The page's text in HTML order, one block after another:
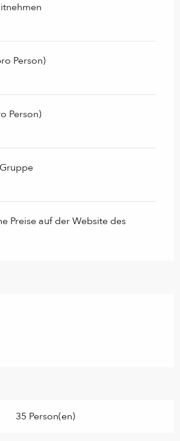
Person)
Person)
Preise auf der Website des
35 Person(en)